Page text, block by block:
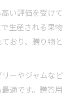
い評価を受けて
生産される果物
おり、贈り物と
ーやジャムなど
適です。贈答用